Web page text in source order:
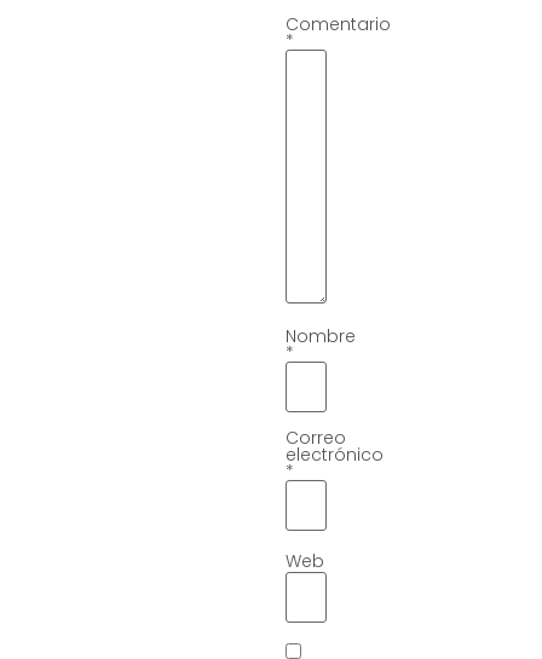
Comentario
*
Nombre
*
Correo
electrónico
*
Web